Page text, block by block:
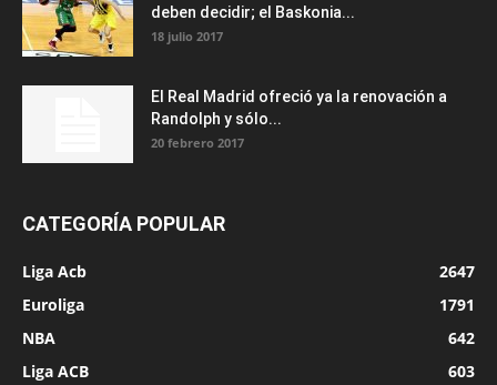
deben decidir; el Baskonia...
18 julio 2017
El Real Madrid ofreció ya la renovación a
Randolph y sólo...
20 febrero 2017
CATEGORÍA POPULAR
Liga Acb
2647
Euroliga
1791
NBA
642
Liga ACB
603